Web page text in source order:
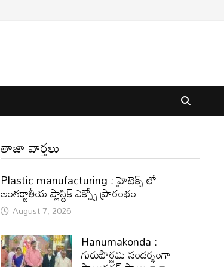
తాజా వార్తలు
Plastic manufacturing : హైటెక్స్ లో
అంతర్జాతీయ ప్లాస్టిక్ ఎక్స్పో ప్రారంభం
August 7, 2026
Hanumakonda :
గురుపౌర్ణమి సందర్భంగా